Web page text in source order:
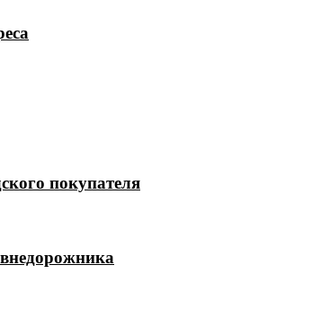
покупателя